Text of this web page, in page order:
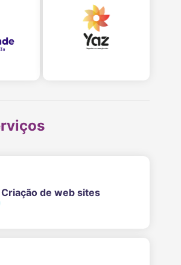
Criação de web sites